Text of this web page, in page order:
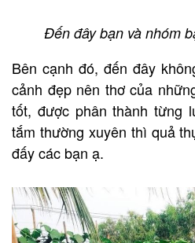
Đến đây bạn và nhóm
Bên cạnh đó, đến đây
cảnh đẹp nên thơ của
tốt, được phân thành từng
tắm thường xuyên thì quả
đấy các bạn ạ.